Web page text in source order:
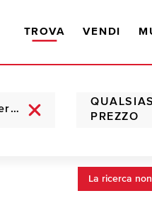
TROVA VENDI
PREZZO
La ricerca